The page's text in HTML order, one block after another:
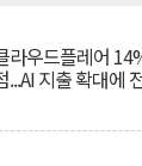
라우드플레어
...AI 지출 확대에